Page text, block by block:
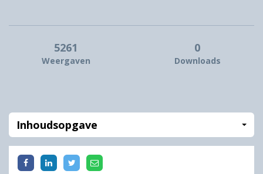
5261
Weergaven
0
Downloads
Inhoudsopgave